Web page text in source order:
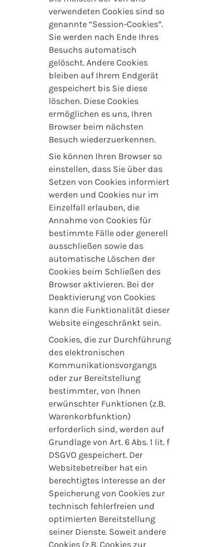
verwendeten Cookies sind so
genannte “Session-Cookies”.
Sie werden nach Ende Ihres
Besuchs automatisch
gelöscht. Andere Cookies
bleiben auf Ihrem Endgerät
gespeichert bis Sie diese
löschen. Diese Cookies
ermöglichen es uns, Ihren
Browser beim nächsten
Besuch wiederzuerkennen.
Sie können Ihren Browser so
einstellen, dass Sie über das
Setzen von Cookies informiert
werden und Cookies nur im
Einzelfall erlauben, die
Annahme von Cookies für
bestimmte Fälle oder generell
ausschließen sowie das
automatische Löschen der
Cookies beim Schließen des
Browser aktivieren. Bei der
Deaktivierung von Cookies
kann die Funktionalität dieser
Website eingeschränkt sein.
Cookies, die zur Durchführung
des elektronischen
Kommunikationsvorgangs
oder zur Bereitstellung
bestimmter, von Ihnen
erwünschter Funktionen (z.B.
Warenkorbfunktion)
erforderlich sind, werden auf
Grundlage von Art. 6 Abs. 1 lit. f
DSGVO gespeichert. Der
Websitebetreiber hat ein
berechtigtes Interesse an der
Speicherung von Cookies zur
technisch fehlerfreien und
optimierten Bereitstellung
seiner Dienste. Soweit andere
Cookies (z.B. Cookies zur